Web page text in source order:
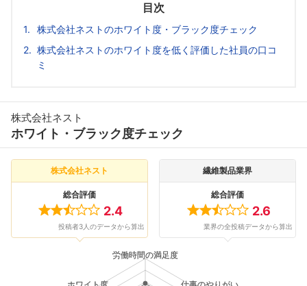
目次
株式会社ネストのホワイト度・ブラック度チェック
株式会社ネストのホワイト度を低く評価した社員の口コ
ミ
株式会社ネスト
ホワイト・ブラック度チェック
株式会社ネスト
総合評価
2.4
投稿者3人のデータから算出
繊維製品業界
総合評価
2.6
業界の全投稿データから算出